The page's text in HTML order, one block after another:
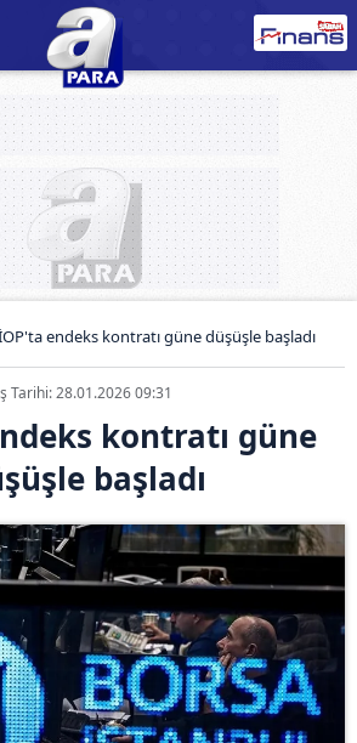
endeks kontratı güne düşüşle başladı
Tarihi: 28.01.2026 09:31
kontratı güne
başladı